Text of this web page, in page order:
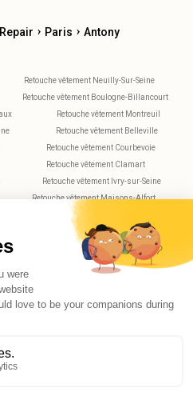
› Paris › Antony
Retouche vêtement Neuilly-Sur-Seine
Retouche vêtement Boulogne-Billancourt
Retouche vêtement Montreuil
Retouche vêtement Belleville
Retouche vêtement Courbevoie
Retouche vêtement Clamart
Retouche vêtement Ivry-sur-Seine
Retouche vêtement Maisons-Alfort
Retouche vêtement Nanterre
Retouche vêtement Saint-Maur-des-Fossés
Retouche vêtement Rochechouart
Retouche vêtement Villejuif
Versailles
do you have any questions?